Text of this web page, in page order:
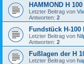
HAMMOND H
Letzter Beitrag von
Antworten: 2
Fundstück H-100
Letzter Beitrag von
Antworten: 2
Fußlagen der H
Letzter Beitrag von